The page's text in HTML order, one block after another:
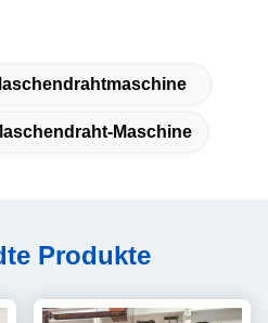
Maschine
Produkte